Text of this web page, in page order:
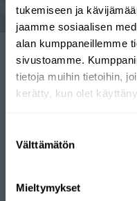
tukemiseen ja
jaamme sosiaalisen
alan kumppaneillemme
sivustoamme.
tietoja muihin tietoihin,
kerätty, kun olet
valinta
Välttämätön
Mieltymykset
BOUTIQUE
est gérée par une
expédiés depuis la
Pays de